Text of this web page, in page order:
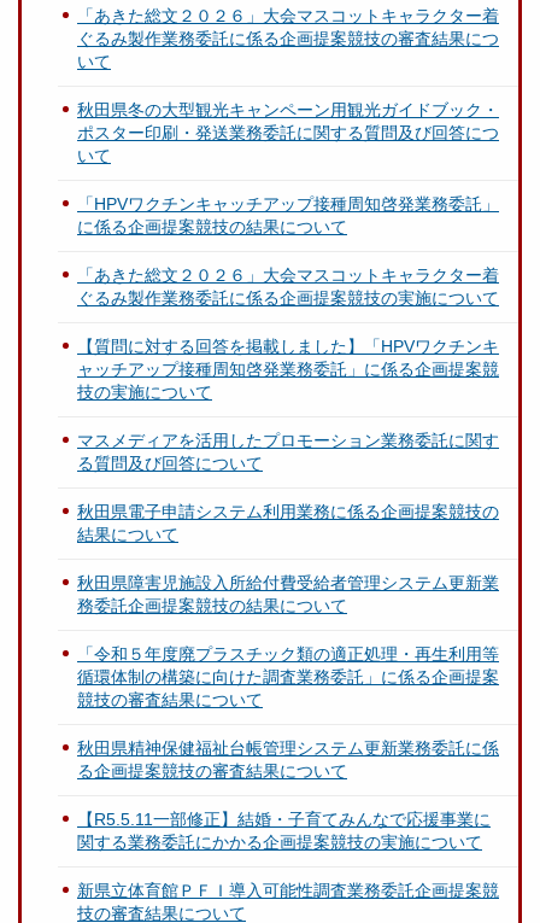
「あきた総文２０２６」大会マスコットキャラクター着
ぐるみ製作業務委託に係る企画提案競技の審査結果につ
いて
秋田県冬の大型観光キャンペーン用観光ガイドブック・
ポスター印刷・発送業務委託に関する質問及び回答につ
いて
「HPVワクチンキャッチアップ接種周知啓発業務委託」
に係る企画提案競技の結果について
「あきた総文２０２６」大会マスコットキャラクター着
ぐるみ製作業務委託に係る企画提案競技の実施について
【質問に対する回答を掲載しました】「HPVワクチンキ
ャッチアップ接種周知啓発業務委託」に係る企画提案競
技の実施について
マスメディアを活用したプロモーション業務委託に関す
る質問及び回答について
秋田県電子申請システム利用業務に係る企画提案競技の
結果について
秋田県障害児施設入所給付費受給者管理システム更新業
務委託企画提案競技の結果について
「令和５年度廃プラスチック類の適正処理・再生利用等
循環体制の構築に向けた調査業務委託」に係る企画提案
競技の審査結果について
秋田県精神保健福祉台帳管理システム更新業務委託に係
る企画提案競技の審査結果について
【R5.5.11一部修正】結婚・子育てみんなで応援事業に
関する業務委託にかかる企画提案競技の実施について
新県立体育館ＰＦＩ導入可能性調査業務委託企画提案競
技の審査結果について